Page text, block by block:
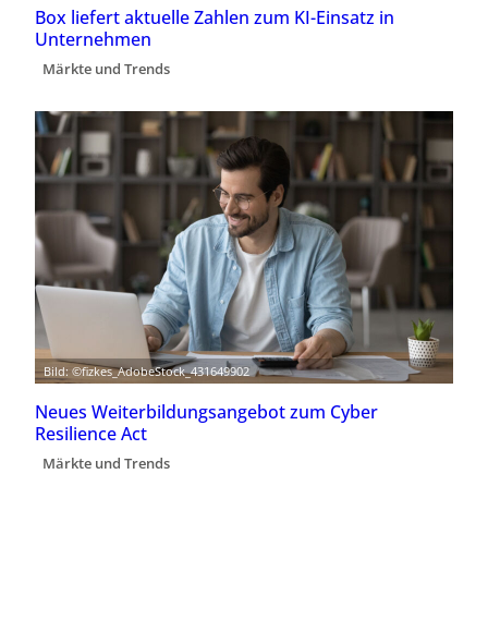
Box liefert aktuelle Zahlen zum KI-Einsatz in
Unternehmen
Märkte und Trends
Bild: ©fizkes_AdobeStock_431649902
Neues Weiterbildungsangebot zum Cyber
Resilience Act
Märkte und Trends